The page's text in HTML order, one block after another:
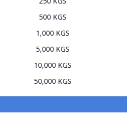
500 KGS
1,000 KGS
5,000 KGS
10,000 KGS
50,000 KGS